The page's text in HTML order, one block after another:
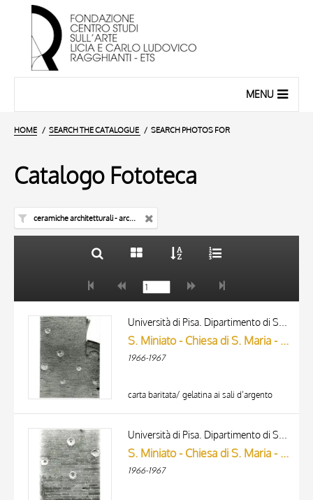
MENU
HOME SEARCH THE CATALOGUE SEARCH PHOTOS FOR
Catalogo Fototeca
ceramiche architetturali - architettura
AUTHOR
MATERIAL AND TECHNIQUE
20 RESULTS
S. Miniato - Chiesa di S. Maria - particolare delle ceramiche architetturali inserite nel prospetto
1966-1967
carta baritata/ gelatina ai sali d’argento
S. Miniato - Chiesa di S. Maria - particolare delle ceramiche architetturali inserite nel prospetto
1966-1967
TITLE
AUTHOR
ARTISTA